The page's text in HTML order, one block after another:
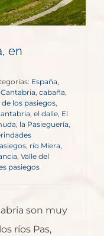
en
España,
, cabaña,
los pasiegos,
, el dalle, El
, la Pasieguería,
, río Miera,
, Valle del
pasiegos
son muy
ríos Pas,